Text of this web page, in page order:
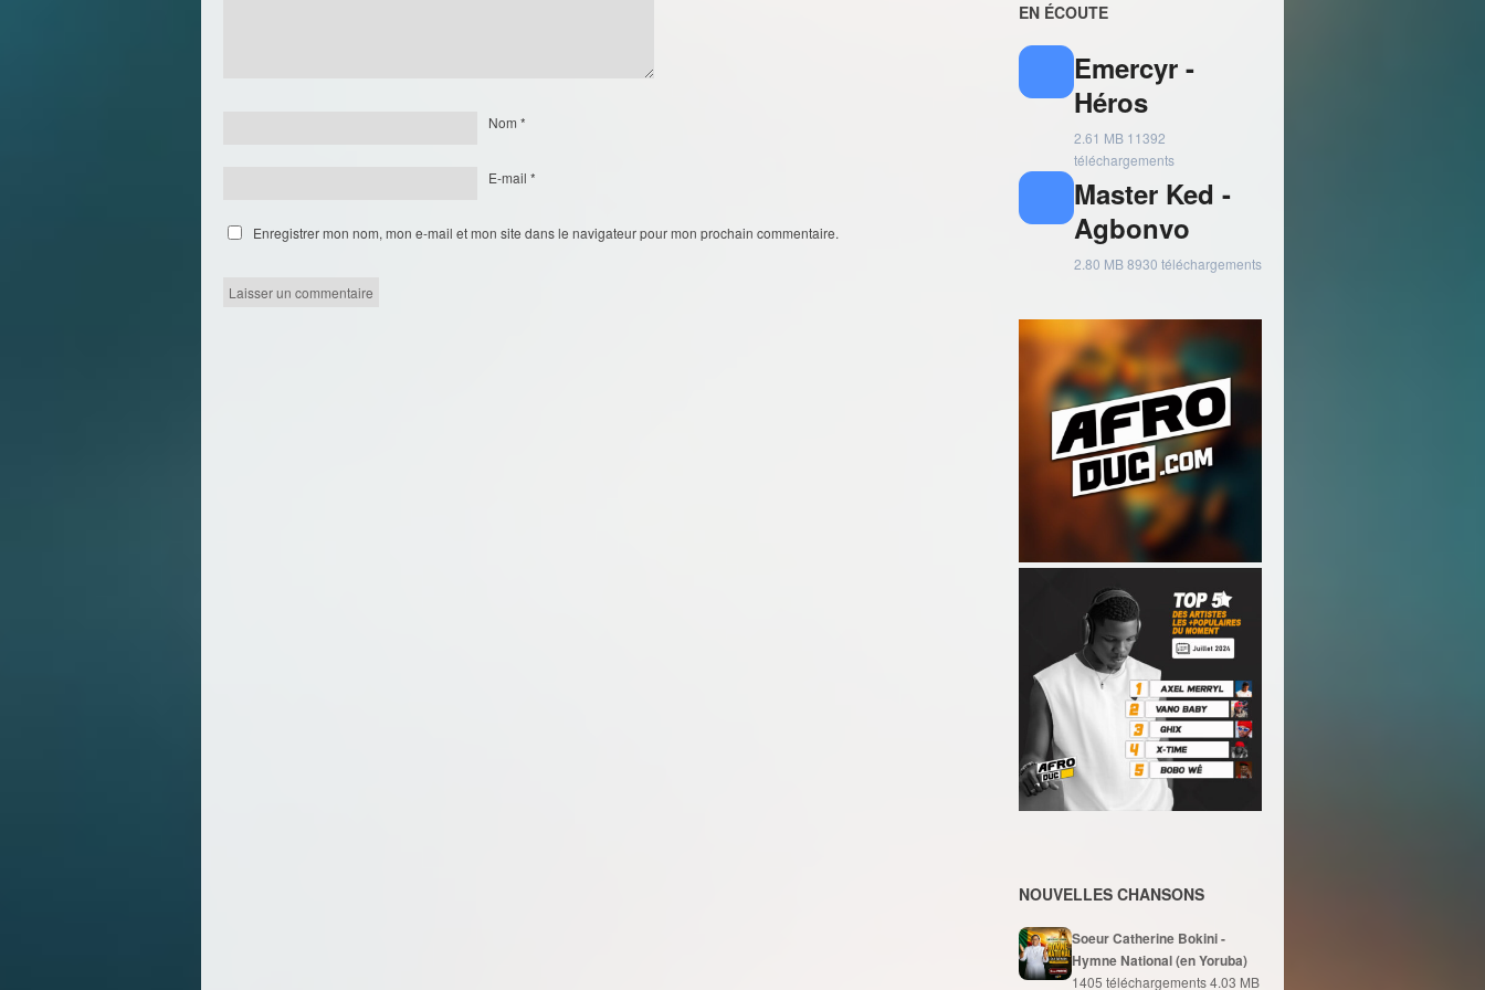
Nom *
E-mail *
Enregistrer mon nom, mon e-mail et mon site dans le navigateur pour mon prochain commentaire.
EN ÉCOUTE
Emercyr -
Héros
2.61 MB 11392
téléchargements
Master Ked -
Agbonvo
2.80 MB8930 téléchargements
NOUVELLES CHANSONS
Soeur Catherine Bokini -
Hymne National (en Yoruba)
1405 téléchargements4.03 MB